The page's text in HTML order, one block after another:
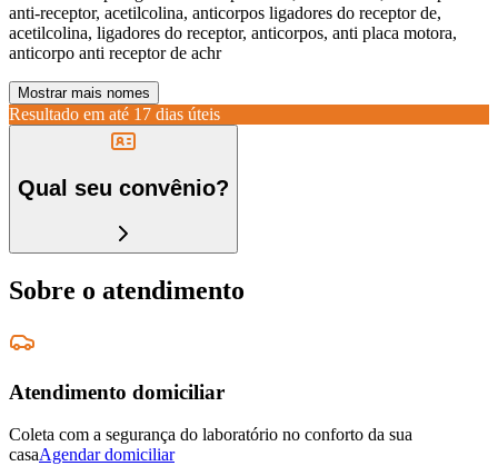
anti-receptor, acetilcolina, anticorpos ligadores do receptor de,
acetilcolina, ligadores do receptor, anticorpos, anti placa motora,
anticorpo anti receptor de achr
Mostrar mais nomes
Resultado em até 17 dias úteis
Qual seu convênio?
Sobre o atendimento
Atendimento domiciliar
Coleta com a segurança do laboratório no conforto da sua
casaAgendar domiciliar